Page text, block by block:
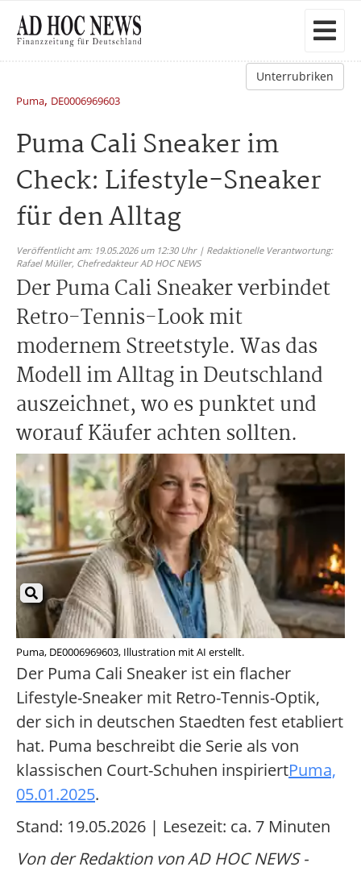
Unterrubriken
Puma, DE0006969603
Puma Cali Sneaker im
Check: Lifestyle-Sneaker
für den Alltag
Veröffentlicht am: 19.05.2026 um 12:30 Uhr | Redaktionelle Verantwortung:
Rafael Müller, Chefredakteur AD HOC NEWS
Der Puma Cali Sneaker verbindet
Retro-Tennis-Look mit
modernem Streetstyle. Was das
Modell im Alltag in Deutschland
auszeichnet, wo es punktet und
worauf Käufer achten sollten.
Puma, DE0006969603, Illustration mit AI erstellt.
Der Puma Cali Sneaker ist ein flacher
Lifestyle-Sneaker mit Retro-Tennis-Optik,
der sich in deutschen Staedten fest etabliert
hat. Puma beschreibt die Serie als von
klassischen Court-Schuhen inspiriertPuma,
05.01.2025.
Stand: 19.05.2026 | Lesezeit: ca. 7 Minuten
Von der Redaktion von AD HOC NEWS -